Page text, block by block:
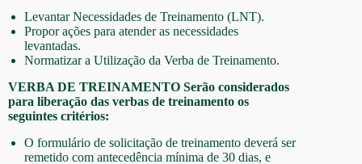
Levantar Necessidades de Treinamento (LNT).
Propor ações para atender as necessidades
levantadas.
Normatizar a Utilização da Verba de Treinamento.
VERBA DE TREINAMENTO Serão considerados
para liberação das verbas de treinamento os
seguintes critérios:
O formulário de solicitação de treinamento deverá ser
remetido com antecedência mínima de 30 dias, e